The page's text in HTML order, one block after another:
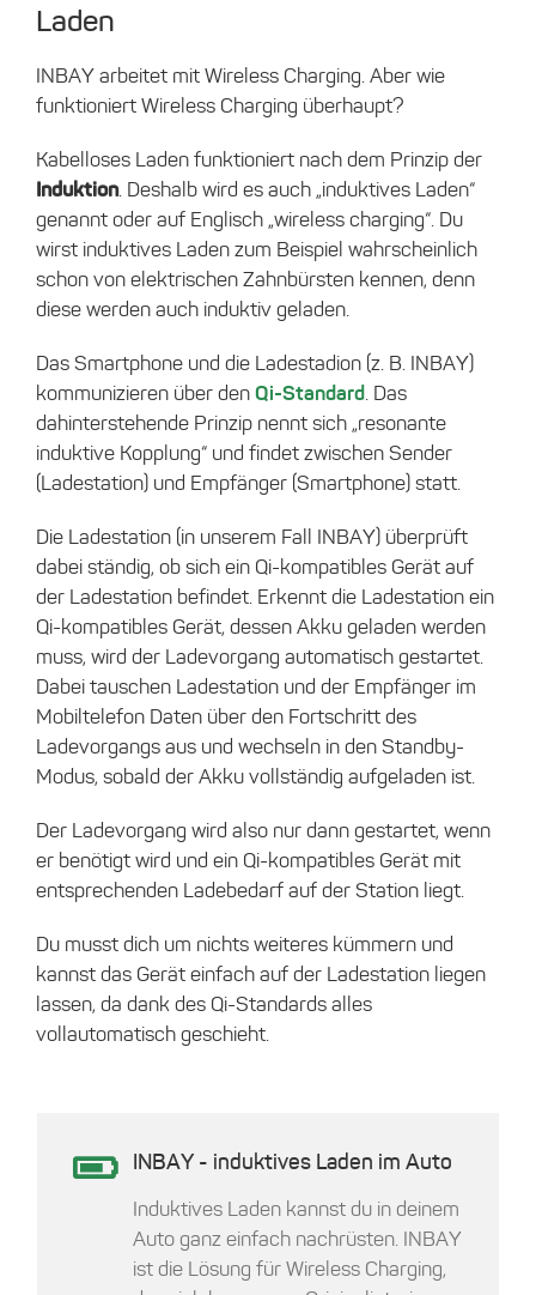
Laden
INBAY arbeitet mit Wireless Charging. Aber wie
funktioniert Wireless Charging überhaupt?
Kabelloses Laden funktioniert nach dem Prinzip der
Induktion. Deshalb wird es auch „induktives Laden“
genannt oder auf Englisch „wireless charging“. Du
wirst induktives Laden zum Beispiel wahrscheinlich
schon von elektrischen Zahnbürsten kennen, denn
diese werden auch induktiv geladen.
Das Smartphone und die Ladestadion (z. B. INBAY)
kommunizieren über den Qi-Standard. Das
dahinterstehende Prinzip nennt sich „resonante
induktive Kopplung“ und findet zwischen Sender
(Ladestation) und Empfänger (Smartphone) statt.
Die Ladestation (in unserem Fall INBAY) überprüft
dabei ständig, ob sich ein Qi-kompatibles Gerät auf
der Ladestation befindet. Erkennt die Ladestation ein
Qi-kompatibles Gerät, dessen Akku geladen werden
muss, wird der Ladevorgang automatisch gestartet.
Dabei tauschen Ladestation und der Empfänger im
Mobiltelefon Daten über den Fortschritt des
Ladevorgangs aus und wechseln in den Standby-
Modus, sobald der Akku vollständig aufgeladen ist.
Der Ladevorgang wird also nur dann gestartet, wenn
er benötigt wird und ein Qi-kompatibles Gerät mit
entsprechenden Ladebedarf auf der Station liegt.
Du musst dich um nichts weiteres kümmern und
kannst das Gerät einfach auf der Ladestation liegen
lassen, da dank des Qi-Standards alles
vollautomatisch geschieht.
INBAY - induktives Laden im Auto
Induktives Laden kannst du in deinem
Auto ganz einfach nachrüsten. INBAY
ist die Lösung für Wireless Charging,